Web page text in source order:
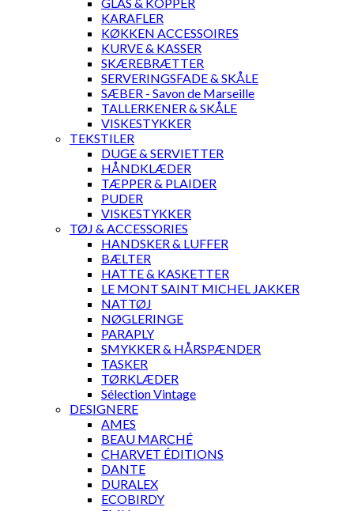
KARAFLER
KØKKEN ACCESSOIRES
KURVE & KASSER
SKÆREBRÆTTER
SERVERINGSFADE & SKÅLE
SÆBER - Savon de Marseille
TALLERKENER & SKÅLE
VISKESTYKKER
TEKSTILER
DUGE & SERVIETTER
HÅNDKLÆDER
TÆPPER & PLAIDER
PUDER
VISKESTYKKER
TØJ & ACCESSORIES
HANDSKER & LUFFER
BÆLTER
HATTE & KASKETTER
LE MONT SAINT MICHEL JAKKER
NATTØJ
NØGLERINGE
PARAPLY
SMYKKER & HÅRSPÆNDER
TASKER
TØRKLÆDER
Sélection Vintage
DESIGNERE
AMES
BEAU MARCHÉ
CHARVET ÉDITIONS
DANTE
DURALEX
ECOBIRDY